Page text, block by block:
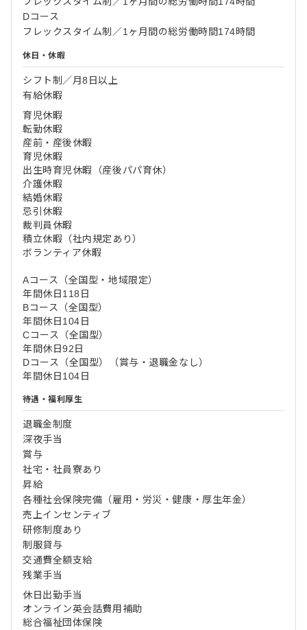
Dコース
フレックスタイム制／1ヶ月間の総労働時間174時間
休日・休暇
シフト制／月8日以上
有給休暇
育児休暇
転勤休暇
産前・産後休暇
育児休暇
出生時育児休暇（産後パパ育休）
介護休暇
結婚休暇
忌引休暇
裁判員休暇
積立休暇（社内規定あり）
ボランティア休暇
Aコース（全国型・地域限定）
年間休日118日
Bコース（全国型）
年間休日104日
Cコース（全国型）
年間休日92日
Dコース（全国型）（賞与・退職金なし）
年間休日104日
待遇・福利厚生
退職金制度
深夜手当
賞与
社宅・社員寮あり
昇給
各種社会保険完備（雇用・労災・健康・厚生年金）
売上インセンティブ
研修制度あり
制服貸与
交通費全額支給
残業手当
休日出勤手当
オンライン英会話費用補助
総合福祉団体保険